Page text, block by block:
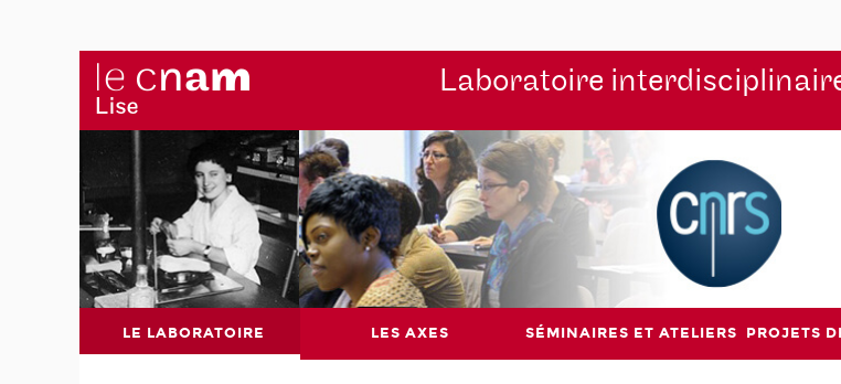
Laboratoire
LE LABORATOIRE LES AXES SÉMINAIRES ET ATELIERS PROJETS